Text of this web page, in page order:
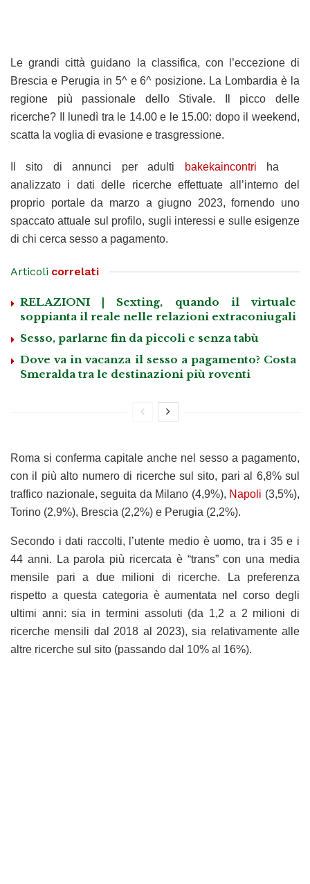
Le grandi città guidano la classifica, con l’eccezione di
Brescia e Perugia in 5^ e 6^ posizione. La Lombardia è la
regione più passionale dello Stivale. Il picco delle
ricerche? Il lunedì tra le 14.00 e le 15.00: dopo il weekend,
scatta la voglia di evasione e trasgressione.
Il sito di annunci per adulti bakekaincontri ha
analizzato i dati delle ricerche effettuate all’interno del
proprio portale da marzo a giugno 2023, fornendo uno
spaccato attuale sul profilo, sugli interessi e sulle esigenze
di chi cerca sesso a pagamento.
Articoli correlati
RELAZIONI | Sexting, quando il virtuale
soppianta il reale nelle relazioni extraconiugali
Sesso, parlarne fin da piccoli e senza tabù
Dove va in vacanza il sesso a pagamento? Costa
Smeralda tra le destinazioni più roventi
Roma si conferma capitale anche nel sesso a pagamento,
con il più alto numero di ricerche sul sito, pari al 6,8% sul
traffico nazionale, seguita da Milano (4,9%), Napoli (3,5%),
Torino (2,9%), Brescia (2,2%) e Perugia (2,2%).
Secondo i dati raccolti, l’utente medio è uomo, tra i 35 e i
44 anni. La parola più ricercata è “trans” con una media
mensile pari a due milioni di ricerche. La preferenza
rispetto a questa categoria è aumentata nel corso degli
ultimi anni: sia in termini assoluti (da 1,2 a 2 milioni di
ricerche mensili dal 2018 al 2023), sia relativamente alle
altre ricerche sul sito (passando dal 10% al 16%).